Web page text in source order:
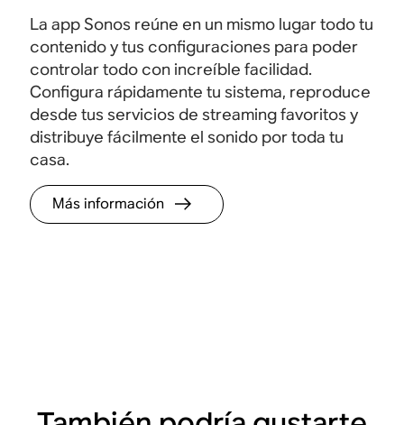
La app Sonos reúne en un mismo lugar todo tu
contenido y tus configuraciones para poder
controlar todo con increíble facilidad.
Configura rápidamente tu sistema, reproduce
desde tus servicios de streaming favoritos y
distribuye fácilmente el sonido por toda tu
casa.
Más información